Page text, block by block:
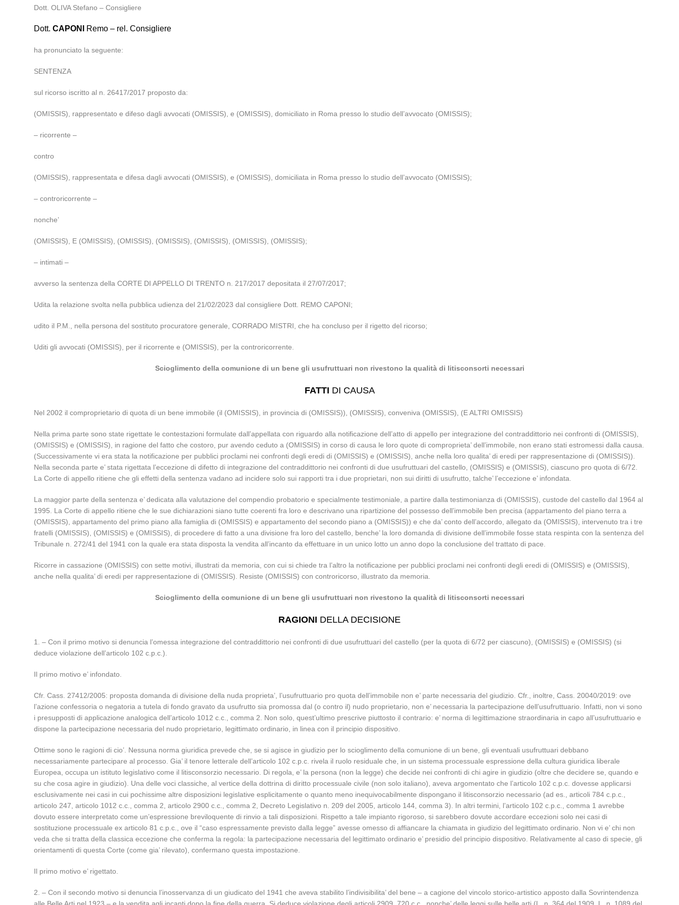
Dott. OLIVA Stefano – Consigliere
Dott.CAPONI Remo – rel. Consigliere
ha pronunciato la seguente:
SENTENZA
sul ricorso iscritto al n. 26417/2017 proposto da:
(OMISSIS), rappresentato e difeso dagli avvocati (OMISSIS), e (OMISSIS), domiciliato in Roma presso lo studio dell’avvocato (OMISSIS);
– ricorrente –
contro
(OMISSIS), rappresentata e difesa dagli avvocati (OMISSIS), e (OMISSIS), domiciliata in Roma presso lo studio dell’avvocato (OMISSIS);
– controricorrente –
nonche’
(OMISSIS), E (OMISSIS), (OMISSIS), (OMISSIS), (OMISSIS), (OMISSIS), (OMISSIS);
– intimati –
avverso la sentenza della CORTE DI APPELLO DI TRENTO n. 217/2017 depositata il 27/07/2017;
Udita la relazione svolta nella pubblica udienza del 21/02/2023 dal consigliere Dott. REMO CAPONI;
udito il P.M., nella persona del sostituto procuratore generale, CORRADO MISTRI, che ha concluso per il rigetto del ricorso;
Uditi gli avvocati (OMISSIS), per il ricorrente e (OMISSIS), per la controricorrente.
Scioglimento della comunione di un bene gli usufruttuari non rivestono la qualità di litisconsorti necessari
FATTI DI CAUSA
Nel 2002 il comproprietario di quota di un bene immobile (il (OMISSIS), in provincia di (OMISSIS)), (OMISSIS), conveniva (OMISSIS), (E ALTRI OMISSIS)
Nella prima parte sono state rigettate le contestazioni formulate dall’appellata con riguardo alla notificazione dell’atto di appello per integrazione del contraddittorio nei confronti di (OMISSIS),
(OMISSIS) e (OMISSIS), in ragione del fatto che costoro, pur avendo ceduto a (OMISSIS) in corso di causa le loro quote di comproprieta’ dell’immobile, non erano stati estromessi dalla causa.
(Successivamente vi era stata la notificazione per pubblici proclami nei confronti degli eredi di (OMISSIS) e (OMISSIS), anche nella loro qualita’ di eredi per rappresentazione di (OMISSIS)).
Nella seconda parte e’ stata rigettata l’eccezione di difetto di integrazione del contraddittorio nei confronti di due usufruttuari del castello, (OMISSIS) e (OMISSIS), ciascuno pro quota di 6/72.
La Corte di appello ritiene che gli effetti della sentenza vadano ad incidere solo sui rapporti tra i due proprietari, non sui diritti di usufrutto, talche’ l’eccezione e’ infondata.
La maggior parte della sentenza e’ dedicata alla valutazione del compendio probatorio e specialmente testimoniale, a partire dalla testimonianza di (OMISSIS), custode del castello dal 1964 al
1995. La Corte di appello ritiene che le sue dichiarazioni siano tutte coerenti fra loro e descrivano una ripartizione del possesso dell’immobile ben precisa (appartamento del piano terra a
(OMISSIS), appartamento del primo piano alla famiglia di (OMISSIS) e appartamento del secondo piano a (OMISSIS)) e che da’ conto dell’accordo, allegato da (OMISSIS), intervenuto tra i tre
fratelli (OMISSIS), (OMISSIS) e (OMISSIS), di procedere di fatto a una divisione fra loro del castello, benche’ la loro domanda di divisione dell’immobile fosse stata respinta con la sentenza del
Tribunale n. 272/41 del 1941 con la quale era stata disposta la vendita all’incanto da effettuare in un unico lotto un anno dopo la conclusione del trattato di pace.
Ricorre in cassazione (OMISSIS) con sette motivi, illustrati da memoria, con cui si chiede tra l’altro la notificazione per pubblici proclami nei confronti degli eredi di (OMISSIS) e (OMISSIS),
anche nella qualita’ di eredi per rappresentazione di (OMISSIS). Resiste (OMISSIS) con controricorso, illustrato da memoria.
Scioglimento della comunione di un bene gli usufruttuari non rivestono la qualità di litisconsorti necessari
RAGIONI DELLA DECISIONE
1. – Con il primo motivo si denuncia l’omessa integrazione del contraddittorio nei confronti di due usufruttuari del castello (per la quota di 6/72 per ciascuno), (OMISSIS) e (OMISSIS) (si
deduce violazione dell’articolo 102 c.p.c.).
Il primo motivo e’ infondato.
Cfr. Cass. 27412/2005: proposta domanda di divisione della nuda proprieta’, l’usufruttuario pro quota dell’immobile non e’ parte necessaria del giudizio. Cfr., inoltre, Cass. 20040/2019: ove
l’azione confessoria o negatoria a tutela di fondo gravato da usufrutto sia promossa dal (o contro il) nudo proprietario, non e’ necessaria la partecipazione dell’usufruttuario. Infatti, non vi sono
i presupposti di applicazione analogica dell’articolo 1012 c.c., comma 2. Non solo, quest’ultimo prescrive piuttosto il contrario: e’ norma di legittimazione straordinaria in capo all’usufruttuario e
dispone la partecipazione necessaria del nudo proprietario, legittimato ordinario, in linea con il principio dispositivo.
Ottime sono le ragioni di cio’. Nessuna norma giuridica prevede che, se si agisce in giudizio per lo scioglimento della comunione di un bene, gli eventuali usufruttuari debbano
necessariamente partecipare al processo. Gia’ il tenore letterale dell’articolo 102 c.p.c. rivela il ruolo residuale che, in un sistema processuale espressione della cultura giuridica liberale
Europea, occupa un istituto legislativo come il litisconsorzio necessario. Di regola, e’ la persona (non la legge) che decide nei confronti di chi agire in giudizio (oltre che decidere se, quando e
su che cosa agire in giudizio). Una delle voci classiche, al vertice della dottrina di diritto processuale civile (non solo italiano), aveva argomentato che l’articolo 102 c.p.c. dovesse applicarsi
esclusivamente nei casi in cui pochissime altre disposizioni legislative esplicitamente o quanto meno inequivocabilmente dispongano il litisconsorzio necessario (ad es., articoli 784 c.p.c.,
articolo 247, articolo 1012 c.c., comma 2, articolo 2900 c.c., comma 2, Decreto Legislativo n. 209 del 2005, articolo 144, comma 3). In altri termini, l’articolo 102 c.p.c., comma 1 avrebbe
dovuto essere interpretato come un’espressione breviloquente di rinvio a tali disposizioni. Rispetto a tale impianto rigoroso, si sarebbero dovute accordare eccezioni solo nei casi di
sostituzione processuale ex articolo 81 c.p.c., ove il “caso espressamente previsto dalla legge” avesse omesso di affiancare la chiamata in giudizio del legittimato ordinario. Non vi e’ chi non
veda che si tratta della classica eccezione che conferma la regola: la partecipazione necessaria del legittimato ordinario e’ presidio del principio dispositivo. Relativamente al caso di specie, gli
orientamenti di questa Corte (come gia’ rilevato), confermano questa impostazione.
Il primo motivo e’ rigettato.
2. – Con il secondo motivo si denuncia l’inosservanza di un giudicato del 1941 che aveva stabilito l’indivisibilita’ del bene – a cagione del vincolo storico-artistico apposto dalla Sovrintendenza